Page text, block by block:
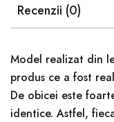
Recenzii (0)
Model realizat din
produs ce a fost
De obicei este
identice. Astfel,